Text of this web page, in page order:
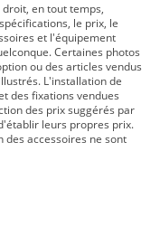
en tout temps,
le prix, le
et l'équipement
Certaines photos
ou des articles vendus
L'installation de
des fixations vendues
des prix suggérés par
leurs propres prix.
des accessoires ne sont